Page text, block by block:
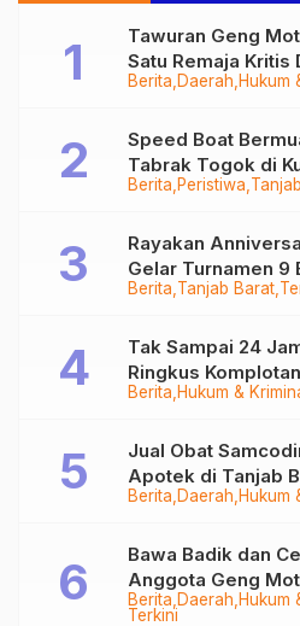
Berita Daerah Hukum
Tawuran Geng
Satu Remaja Kritis
Ditangkap
Berita Peristiwa
Speed Boat
Tabrak Togok di
Sempat Hilang
Berita Tanjab Barat
Rayakan
Gelar Turnamen 9
Juta
Berita Hukum &
Tak Sampai 24
Ringkus
Tungkal
Berita Daerah Hukum
Jual Obat
Apotek di Tanjab
Berita Daerah Hukum
Terkini
Bawa Badik dan
Anggota Geng
Diringkus